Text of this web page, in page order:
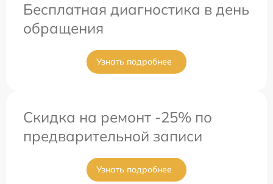
Бесплатная диагностика в день
обращения
Узнать подробнее
Скидка на ремонт -25% по
предварительной записи
Узнать подробнее